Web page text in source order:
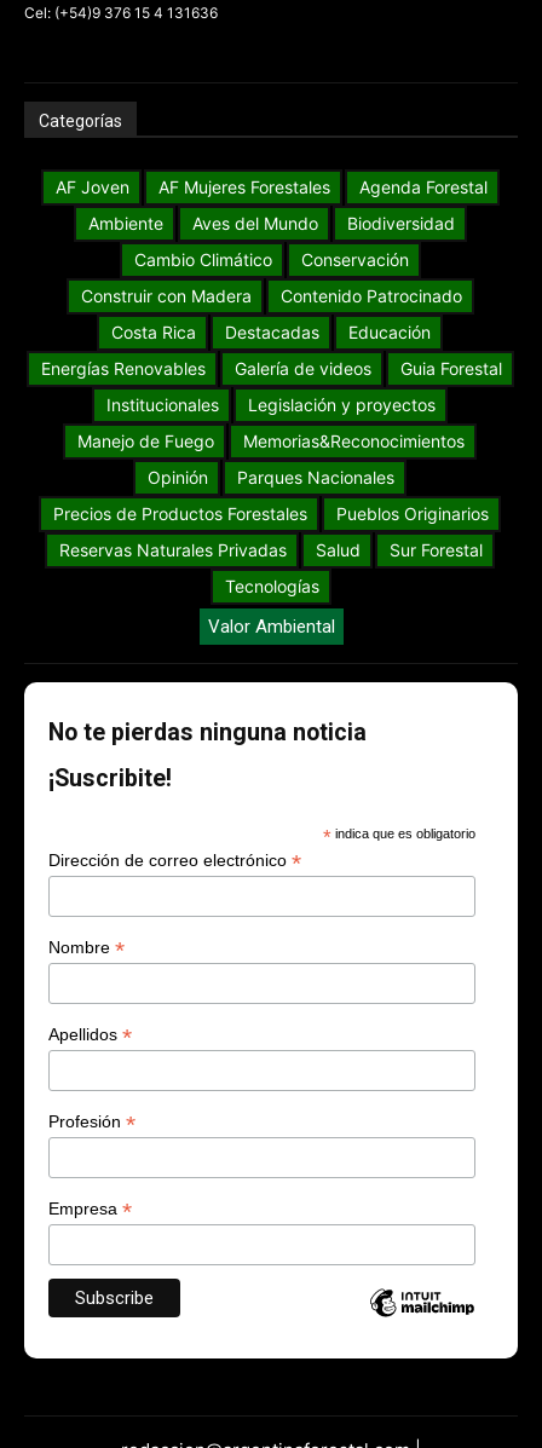
Cel: (+54)9 376 15 4 131636
Categorías
AF Joven AF Mujeres Forestales
Agenda Forestal
Ambiente
Aves del Mundo
Biodiversidad
Cambio Climático
Conservación
Construir con Madera
Contenido Patrocinado
Costa Rica
Destacadas
Educación
Energías Renovables
Galería de videos
Guia Forestal
Institucionales
Legislación y proyectos
Manejo de Fuego
Memorias&Reconocimientos
Opinión
Parques Nacionales
Precios de Productos Forestales
Pueblos Originarios
Reservas Naturales Privadas
Salud
Sur Forestal
Tecnologías
Valor Ambiental
No te pierdas ninguna noticia
¡Suscribite!
* indica que es obligatorio
Dirección de correo electrónico *
Nombre *
Apellidos *
Profesión *
Empresa *